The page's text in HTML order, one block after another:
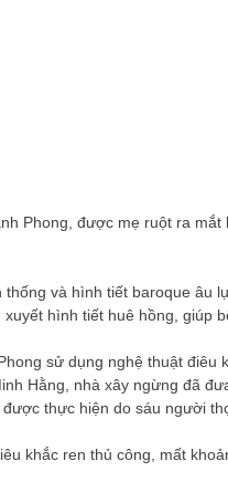
Phong, được mẹ ruột ra
và hình tiết baroque âu
hình tiết huê hồng, giúp
sử dụng nghệ thuật điêu
Hằng, nhà xây ngừng đã
thực hiện do sáu người